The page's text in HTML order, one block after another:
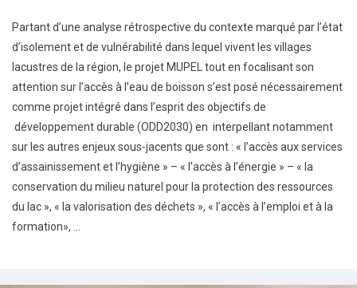
Partant d’une analyse rétrospective du contexte marqué par l’état
d’isolement et de vulnérabilité dans lequel vivent les villages
lacustres de la région, le projet MUPEL tout en focalisant son
attention sur l’accès à l’eau de boisson s’est posé nécessairement
comme projet intégré dans l’esprit des objectifs de
développement durable (ODD2030) en interpellant notamment
sur les autres enjeux sous-jacents que sont : « l’accès aux services
d’assainissement et l’hygiène » – « l’accès à l’énergie » – « la
conservation du milieu naturel pour la protection des ressources
du lac », « la valorisation des déchets », « l’accès à l’emploi et à la
formation», …